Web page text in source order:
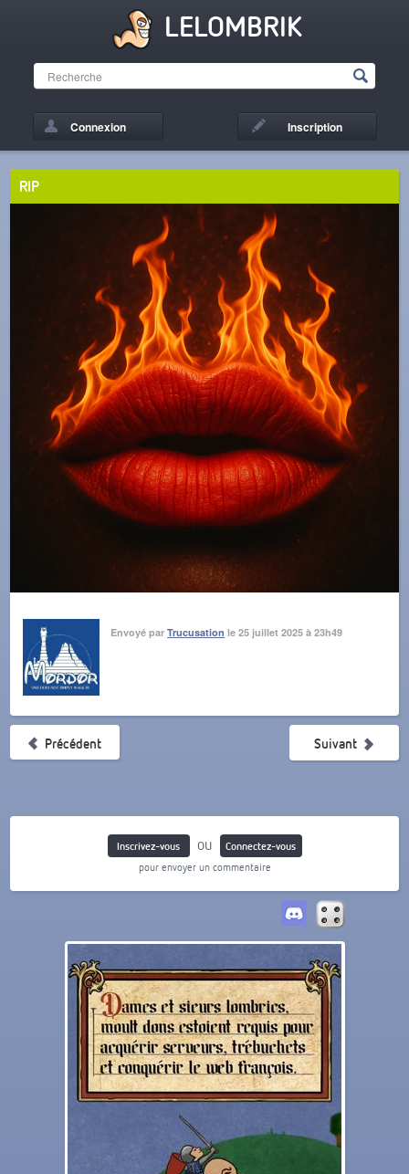
LELOMBRIK
Connexion Inscription
RIP
Envoyé parTrucusation le 25 juillet 2025 à 23h49
Précédent Suivant
Inscrivez-vous ou
Connectez-vous
pour envoyer un commentaire